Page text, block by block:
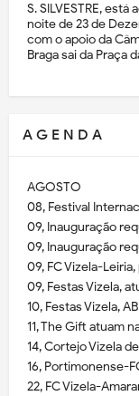
S. SILVESTRE, está
noite de 23 de
com o apoio da
Braga sai da Praça
A G E N D A
AGOSTO
08, Festival
09, Inauguração
09, Inauguração
09, FC Vizela-
09, Festas Vizela,
10, Festas Vizela,
11, The Gift atuam
14, Cortejo Vizela
16, Portimonense-
22, FC Vizela-